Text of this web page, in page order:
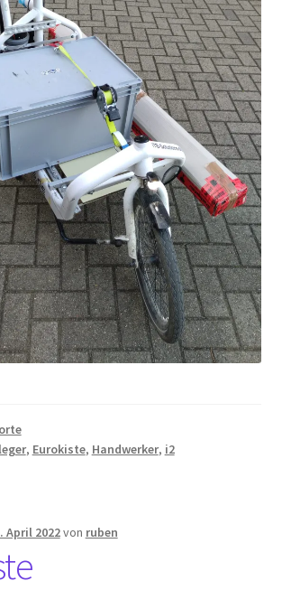
, Eurokiste, Handwerker, i2
April 2022von ruben